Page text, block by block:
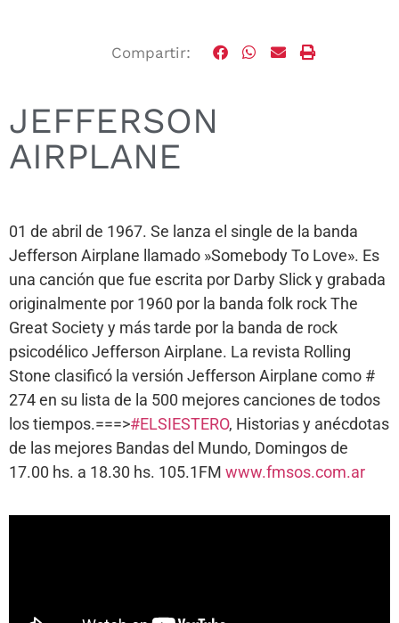
Compartir:
JEFFERSON
AIRPLANE
01 de abril de 1967. Se lanza el single de la banda
Jefferson Airplane llamado »Somebody To Love». Es
una canción que fue escrita por Darby Slick y grabada
originalmente por 1960 por la banda folk rock The
Great Society y más tarde por la banda de rock
psicodélico Jefferson Airplane. La revista Rolling
Stone clasificó la versión Jefferson Airplane como #
274 en su lista de la 500 mejores canciones de todos
los tiempos.===>#ELSIESTERO, Historias y anécdotas
de las mejores Bandas del Mundo, Domingos de
17.00 hs. a 18.30 hs. 105.1FM www.fmsos.com.ar